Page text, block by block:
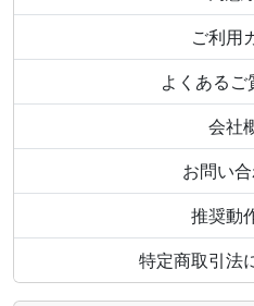
ご利用
よくあるご
会社
お問い
推奨動
特定商取引法